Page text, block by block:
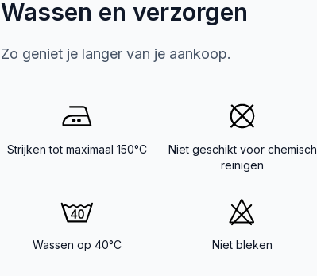
Wassen en verzorgen
Zo geniet je langer van je aankoop.
Strijken tot maximaal 150°C
Niet geschikt voor chemisch
reinigen
Wassen op 40°C Niet bleken